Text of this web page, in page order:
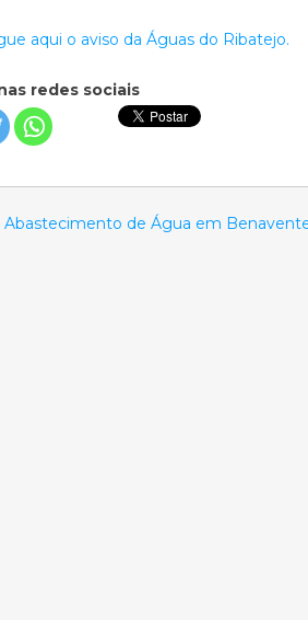
aqui o aviso da Águas do Ribatejo.
redes sociais
Abastecimento de Água em